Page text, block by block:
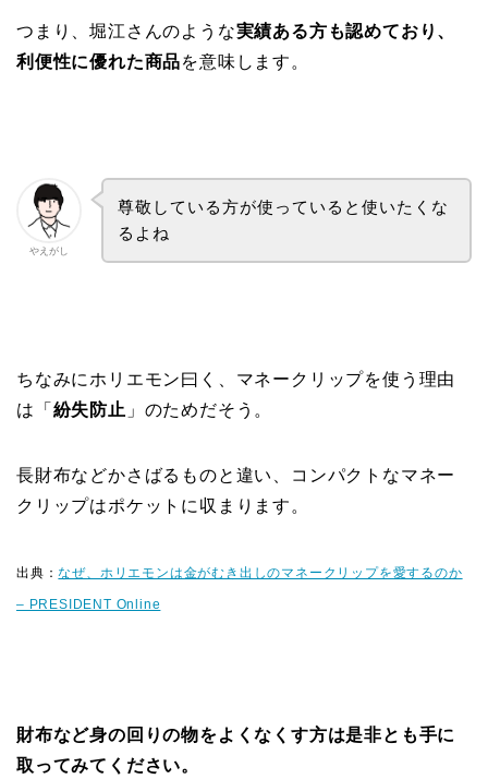
つまり、堀江さんのような実績ある方も認めており、
利便性に優れた商品を意味します。
やえがし
尊敬している方が使っていると使いたくな
るよね
ちなみにホリエモン曰く、マネークリップを使う理由
は「 紛失防止 」のためだそう。
長財布などかさばるものと違い、コンパクトなマネー
クリップはポケットに収まります。
出典：なぜ、ホリエモンは金がむき出しのマネークリップを愛するのか
– PRESIDENT Online
財布など身の回りの物をよくなくす方は是非とも手に
取ってみてください。